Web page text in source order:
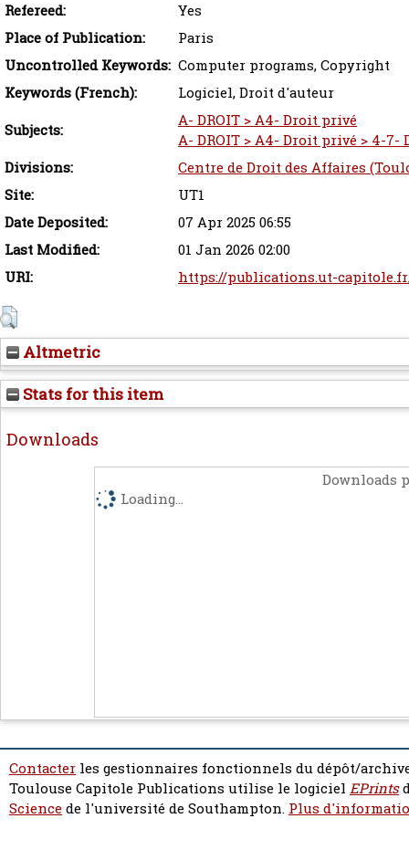
Refereed:
Yes
Place of Publication:
Paris
Uncontrolled Keywords: Computer programs, Copyright
Keywords (French):
Logiciel, Droit d'auteur
Subjects:
A- DROIT > A4- Droit privé
A- DROIT > A4- Droit privé > 4-
Divisions:
Centre de Droit des Affaires
Site:
UT1
Date Deposited:
07 Apr 2025 06:55
Last Modified:
01 Jan 2026 02:00
URI:
https://publications.ut-
Altmetric
Stats for this item
Downloads
Downloads
Loading...
Contacter les gestionnaires fonctionnels du dépôt/
Toulouse Capitole Publications utilise le logiciel EPrints
Sciencede l'université de Southampton. Plus